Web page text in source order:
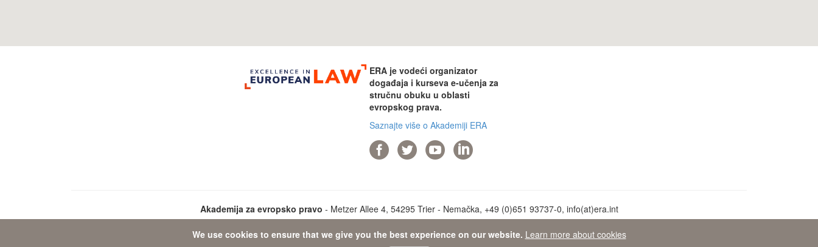
We use cookies to ensure that we give you the best experience on our website. Learn more about cookies
ERA je vodeći organizator
događaja i kurseva e-učenja za
stručnu obuku u oblasti
evropskog prava.
Saznajte više o Akademiji ERA
Akademija za evropsko pravo - Metzer Allee 4, 54295 Trier - Nemačka, +49 (0)651 93737-0, info(at)era.int